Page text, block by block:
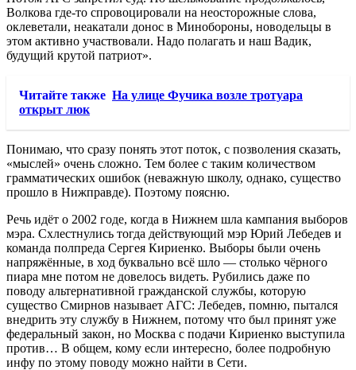
Волкова где-то спровоцировали на неосторожные слова,
оклеветали, неакатали донос в Минобороны, новодельцы в
этом активно участвовали. Надо полагать и наш Вадик,
будущий крутой патриот».
Читайте также На улице Фучика возле тротуара
открыт люк
Понимаю, что сразу понять этот поток, с позволения сказать,
«мыслей» очень сложно. Тем более с таким количеством
грамматических ошибок (неважную школу, однако, существо
прошло в Нижправде). Поэтому поясню.
Речь идёт о 2002 годе, когда в Нижнем шла кампания выборов
мэра. Схлестнулись тогда действующий мэр Юрий Лебедев и
команда полпреда Сергея Кириенко. Выборы были очень
напряжённые, в ход буквально всё шло — столько чёрного
пиара мне потом не довелось видеть. Рубились даже по
поводу альтернативной гражданской службы, которую
существо Смирнов называет АГС: Лебедев, помню, пытался
внедрить эту службу в Нижнем, потому что был принят уже
федеральный закон, но Москва с подачи Кириенко выступила
против… В общем, кому если интересно, более подробную
инфу по этому поводу можно найти в Сети.